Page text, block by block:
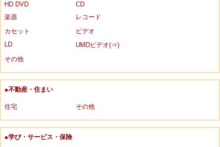
HD DVD
CD
楽器
レコード
カセット
ビデオ
LD
UMDビデオ(⇒)
その他
●不動産・住まい
住宅 その他
●学び・サービス・保険